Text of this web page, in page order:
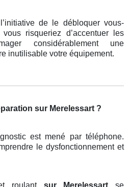
de le débloquer vous-
risqueriez d’accentuer les
considérablement une
inutilisable votre équipement.
sur Merelessart ?
est mené par téléphone.
le dysfonctionnement et